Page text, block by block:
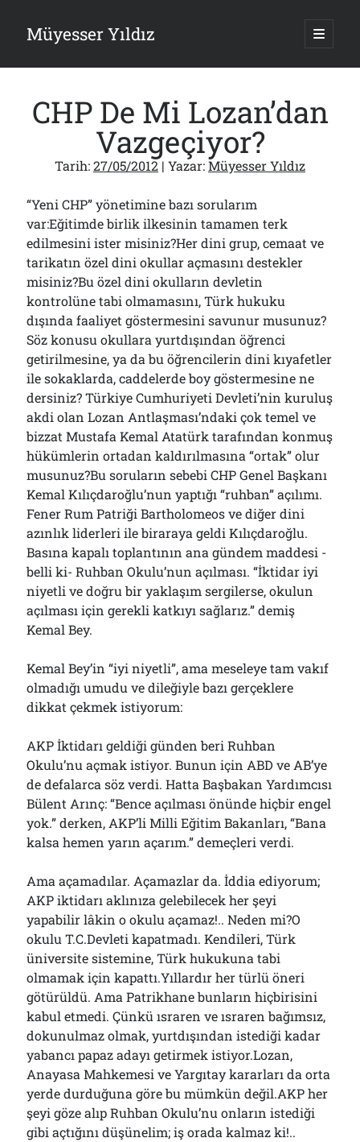
Müyesser Yıldız ana
Yan
Menü
Gazi’den Milletvekillerine Kurşun Gibi Sözler!..
07/08/2026
Türkiye 2.0’a Gidiş!..
15 Temmuz Soruları… Nasuh Mahruki’nin “Suçu”!..
03/08/2026
Er Gaziler 20 Gün Sonra Gelen MSB Heyetine Böyle İsyan Etti:“Bizi
Teröristlere G……yle Güldürdünüz”
01/08/2026
Papazın “Komutanı” Ayasofya ve Patrikhane İçin ABD’yi Göreve
Çağırdı!..
31/07/2026
Arşivler
Arşivler
CHP De Mi Lozan’dan
Vazgeçiyor?
Tarih:27/05/2012 | Yazar:Müyesser Yıldız
“Yeni CHP” yönetimine bazı sorularım
var:Eğitimde birlik ilkesinin tamamen terk
edilmesini ister misiniz?Her dini grup, cemaat ve
tarikatın özel dini okullar açmasını destekler
misiniz?Bu özel dini okulların devletin
kontrolüne tabi olmamasını, Türk hukuku
dışında faaliyet göstermesini savunur musunuz?
Söz konusu okullara yurtdışından öğrenci
getirilmesine, ya da bu öğrencilerin dini kıyafetler
ile sokaklarda, caddelerde boy göstermesine ne
dersiniz? Türkiye Cumhuriyeti Devleti’nin kuruluş
akdi olan Lozan Antlaşması’ndaki çok temel ve
bizzat Mustafa Kemal Atatürk tarafından konmuş
hükümlerin ortadan kaldırılmasına “ortak” olur
musunuz?Bu soruların sebebi CHP Genel Başkanı
Kemal Kılıçdaroğlu’nun yaptığı “ruhban” açılımı.
Fener Rum Patriği Bartholomeos ve diğer dini
azınlık liderleri ile biraraya geldi Kılıçdaroğlu.
Basına kapalı toplantının ana gündem maddesi -
belli ki- Ruhban Okulu’nun açılması. “İktidar iyi
niyetli ve doğru bir yaklaşım sergilerse, okulun
açılması için gerekli katkıyı sağlarız.” demiş
Kemal Bey.
Kemal Bey’in “iyi niyetli”, ama meseleye tam vakıf
olmadığı umudu ve dileğiyle bazı gerçeklere
dikkat çekmek istiyorum:
AKP İktidarı geldiği günden beri Ruhban
Okulu’nu açmak istiyor. Bunun için ABD ve AB’ye
de defalarca söz verdi. Hatta Başbakan Yardımcısı
Bülent Arınç: “Bence açılması önünde hiçbir engel
yok.” derken, AKP’li Milli Eğitim Bakanları, “Bana
kalsa hemen yarın açarım.” demeçleri verdi.
Ama açamadılar. Açamazlar da. İddia ediyorum;
AKP iktidarı aklınıza gelebilecek her şeyi
yapabilir lâkin o okulu açamaz!.. Neden mi?O
okulu T.C.Devleti kapatmadı. Kendileri, Türk
üniversite sistemine, Türk hukukuna tabi
olmamak için kapattı.Yıllardır her türlü öneri
götürüldü. Ama Patrikhane bunların hiçbirisini
kabul etmedi. Çünkü ısraren ve ısraren bağımsız,
dokunulmaz olmak, yurtdışından istediği kadar
yabancı papaz adayı getirmek istiyor.Lozan,
Anayasa Mahkemesi ve Yargıtay kararları da orta
yerde durduğuna göre bu mümkün değil.AKP her
şeyi göze alıp Ruhban Okulu’nu onların istediği
gibi açtığını düşünelim; iş orada kalmaz ki!..